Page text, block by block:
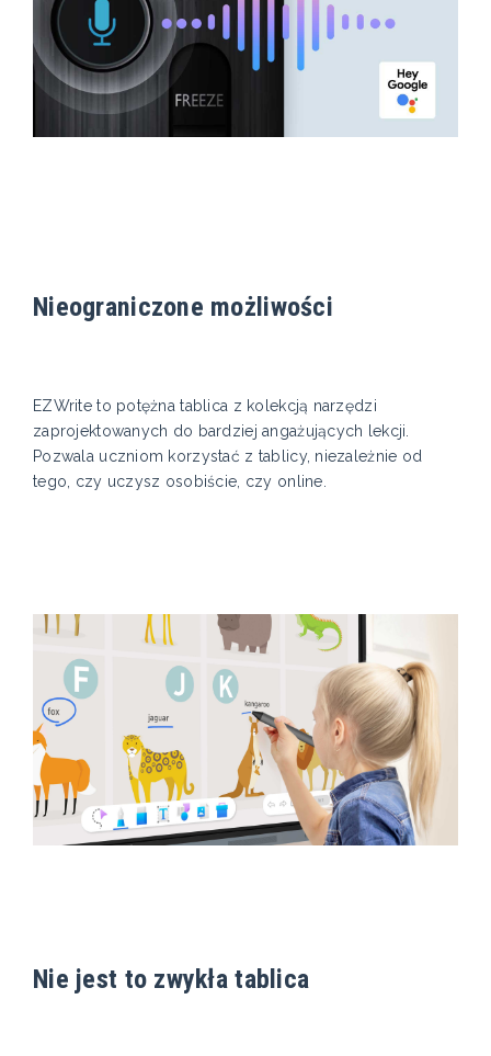
Nieograniczone możliwości
EZWrite to potężna tablica z kolekcją narzędzi
zaprojektowanych do bardziej angażujących lekcji.
Pozwala uczniom korzystać z tablicy, niezależnie od
tego, czy uczysz osobiście, czy online.
Nie jest to zwykła tablica